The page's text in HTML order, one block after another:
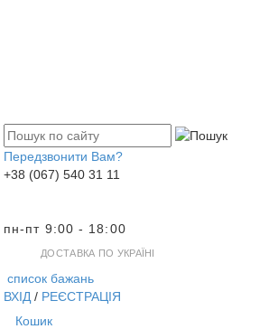
Передзвонити Вам?
+38 (067) 540 31 11
пн-пт 9:00 - 18:00
ДОСТАВКА ПО УКРАЇНІ
список бажань
ВХІД / РЕЄСТРАЦІЯ
Кошик